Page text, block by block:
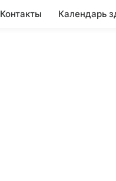
Контакты Календарь